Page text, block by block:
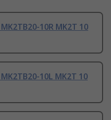
10R MK2T 10
10L MK2T 10